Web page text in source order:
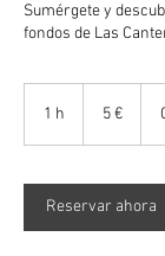
Sumérgete y
fondos de Las
1 h 5 €
Reservar ahora